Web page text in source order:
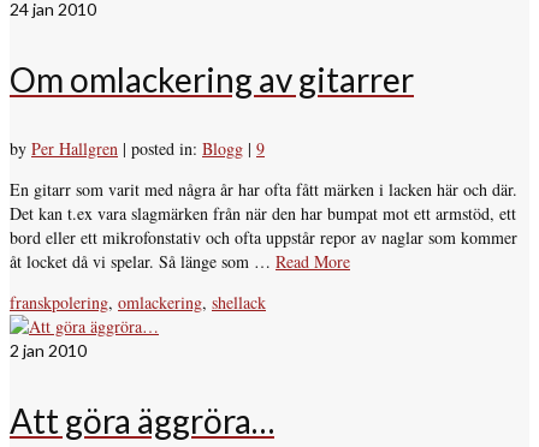
24jan 2010
Om omlackering av gitarrer
by Per Hallgren | posted in: Blogg | 9
En gitarr som varit med några år har ofta fått märken i lacken här och där.
Det kan t.ex vara slagmärken från när den har bumpat mot ett armstöd, ett
bord eller ett mikrofonstativ och ofta uppstår repor av naglar som kommer
åt locket då vi spelar. Så länge som … Read More
franskpolering, omlackering, shellack
2 jan 2010
Att göra äggröra…